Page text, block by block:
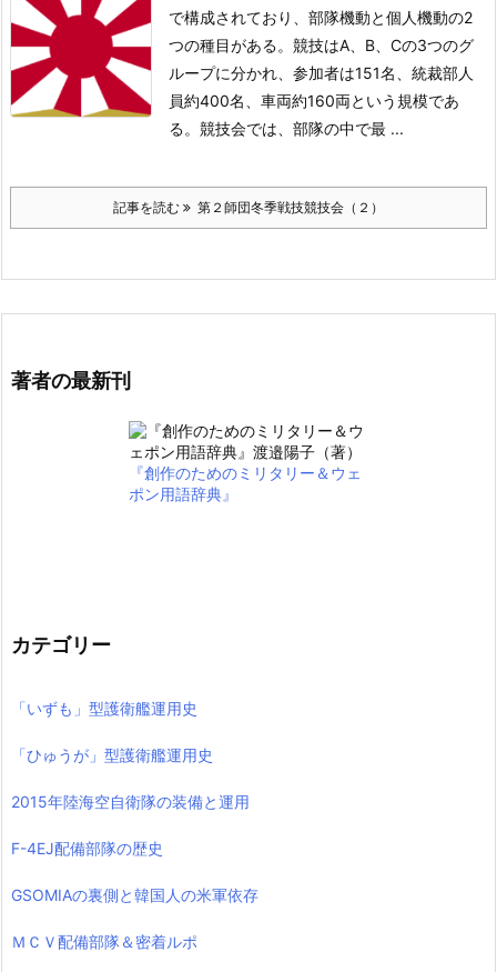
で構成されており、部隊機動と個人機動の2
つの種目がある。競技はA、B、Cの3つのグ
ループに分かれ、参加者は151名、統裁部人
員約400名、車両約160両という規模であ
る。競技会では、部隊の中で最 ...
記事を読む 第２師団冬季戦技競技会（２）
著者の最新刊
『創作のためのミリタリー＆ウェ
ポン用語辞典』
カテゴリー
「いずも」型護衛艦運用史
「ひゅうが」型護衛艦運用史
2015年陸海空自衛隊の装備と運用
F-4EJ配備部隊の歴史
GSOMIAの裏側と韓国人の米軍依存
ＭＣＶ配備部隊＆密着ルポ